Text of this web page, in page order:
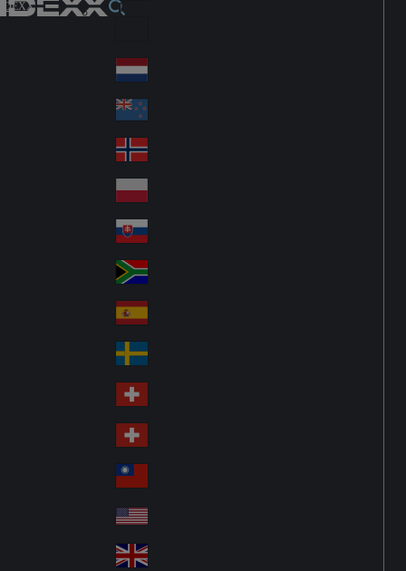
IDEXX
Ko
Lat
in
A
me
ric
a
Ne
the
rla
nd
s
Ne
w
Ze
ala
nd
No
rw
ay
Pol
an
d
Slo
va
kia
So
uth
Af
ric
a
Sp
ain
Sw
ed
en
Sw
itz
erl
an
d
Sw
itz
erl
an
d
wa
n
A